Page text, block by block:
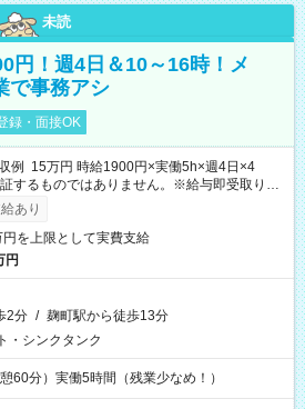
未読
円！週4日＆10～16時！メ
で事務アシ
録・面接OK
例 15万円 時給1900円×実働5h×週4日×4
するものではありません。※給与即受取りサ
用条件有）
あり
円を上限として実費支給
円
2分 / 麹町駅から徒歩13分
・シンクタンク
60分）実働5時間（残業少なめ！）